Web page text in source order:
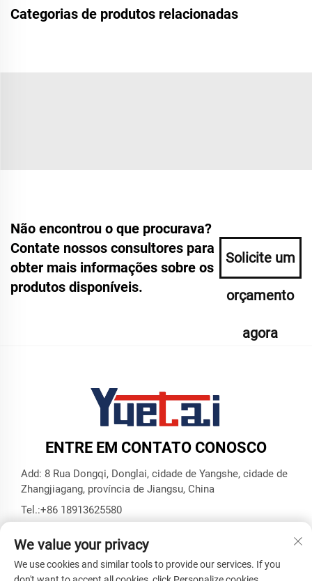
Categorias de produtos relacionadas
Não encontrou o que procurava?
Contate nossos consultores para
obter mais informações sobre os
produtos disponíveis.
Solicite um
orçamento
agora
ENTRE EM CONTATO CONOSCO
Add: 8 Rua Dongqi, Donglai, cidade de Yangshe, cidade de
Zhangjiagang, província de Jiangsu, China
Tel.:+86 18913625580
We value your privacy
We use cookies and similar tools to provide our services. If you